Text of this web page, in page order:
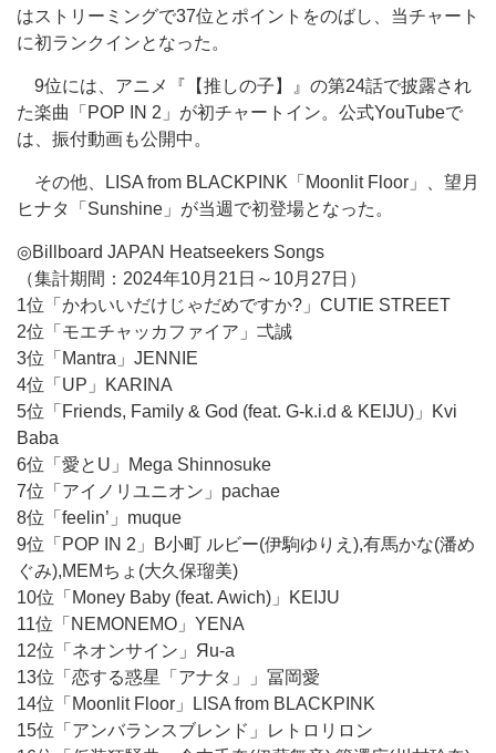
はストリーミングで37位とポイントをのばし、当チャート
に初ランクインとなった。
9位には、アニメ『【推しの子】』の第24話で披露され
た楽曲「POP IN 2」が初チャートイン。公式YouTubeで
は、振付動画も公開中。
その他、LISA from BLACKPINK「Moonlit Floor」、望月
ヒナタ「Sunshine」が当週で初登場となった。
◎Billboard JAPAN Heatseekers Songs
（集計期間：2024年10月21日～10月27日）
1位「かわいいだけじゃだめですか?」CUTIE STREET
2位「モエチャッカファイア」弌誠
3位「Mantra」JENNIE
4位「UP」KARINA
5位「Friends, Family & God (feat. G-k.i.d & KEIJU)」Kvi
Baba
6位「愛とU」Mega Shinnosuke
7位「アイノリユニオン」pachae
8位「feelin’」muque
9位「POP IN 2」B小町 ルビー(伊駒ゆりえ),有馬かな(潘め
ぐみ),MEMちょ(大久保瑠美)
10位「Money Baby (feat. Awich)」KEIJU
11位「NEMONEMO」YENA
12位「ネオンサイン」Яu-a
13位「恋する惑星「アナタ」」冨岡愛
14位「Moonlit Floor」LISA from BLACKPINK
15位「アンバランスブレンド」レトロリロン